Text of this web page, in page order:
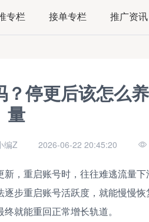
专栏 接单专栏 推广资讯
停更后该怎么
量
编Z 2026-06-22 20:45:20
，重启账号时，往往难逃流量
步重启账号活跃度，就能慢慢
就能重回正常增长轨道。